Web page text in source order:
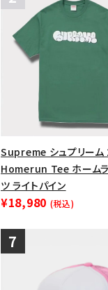
Supreme シュプリーム
Homerun Tee ホーム
ツ ライトパイン
¥18,980 (税込)